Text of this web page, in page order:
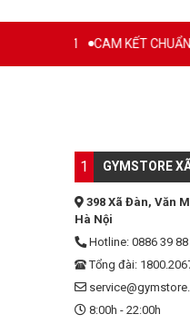
CAM KẾT CHUẨN
1 GYMSTORE
398 Xã Đàn, Văn
Hà Nội
Hotline: 0886 39 88
Tổng đài:
8:00h - 22:00h